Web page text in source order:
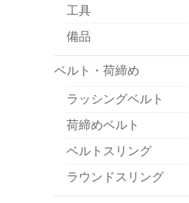
工具
備品
ベルト・荷締め
ラッシングベルト
荷締めベルト
ベルトスリング
ラウンドスリング